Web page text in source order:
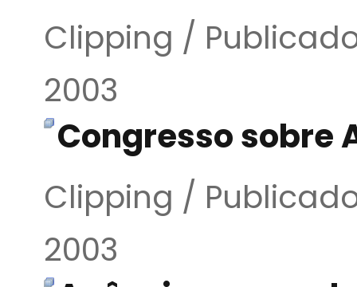
Clipping /
2003
Congresso sobre
Clipping /
2003